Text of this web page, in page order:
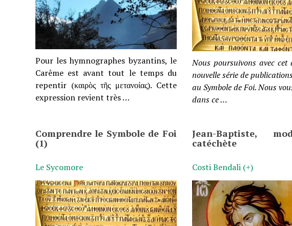
Pour les hymnographes byzantins, le
Carême est avant tout le temps du
repentir (καιρὸς τῆς μετανοίας). Cette
expression revient très …
Nous poursuivons avec cet
nouvelle série de
au Symbole de Foi. Nous
dans ce …
Comprendre le Symbole de Foi
(1)
Le Sycomore
Jean-Baptiste,
catéchète
Costi Bendali (+)